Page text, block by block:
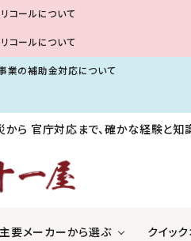
コールについて
コールについて
業の補助金対応について
から 官庁対応まで、確かな経験と知
主要メーカーから選ぶ クイッ